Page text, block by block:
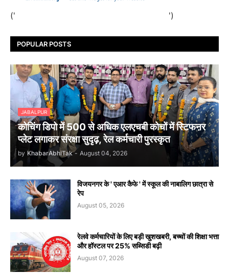
(' ')
POPULAR POSTS
JABALPUR
कोचिंग डिपो में 500 से अधिक एलएचबी कोचों में स्टिफऩर
प्लेट लगाकर संरक्षा सुदृढ़, रेल कर्मचारी पुरस्कृत
by KhabarAbhiTak - August 04, 2026
विजयनगर के ' एआर कैफे ' में स्कूल की नाबालिग छात्रा से
रेप
August 05, 2026
रेलवे कर्मचारियों के लिए बड़ी खुशखबरी, बच्चों की शिक्षा भत्ता
और हॉस्टल पर 25% सब्सिडी बढ़ी
August 07, 2026